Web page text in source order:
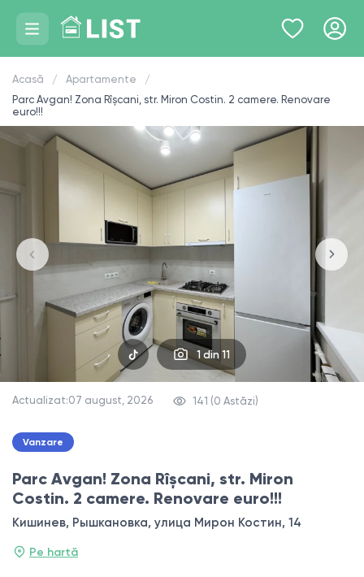
Acasă
Apartamente
Parc Avgan! Zona Rîșcani, str. Miron Costin. 2 camere. Renovare
euro!!!
1 din 11
Actualizat:07 august, 2026 141 (0 Astăzi)
Vanzare
Parc Avgan! Zona Rîșcani, str. Miron
Costin. 2 camere. Renovare euro!!!
Кишинев, Рышкановка, улица Мирон Костин, 14
Pe hartă